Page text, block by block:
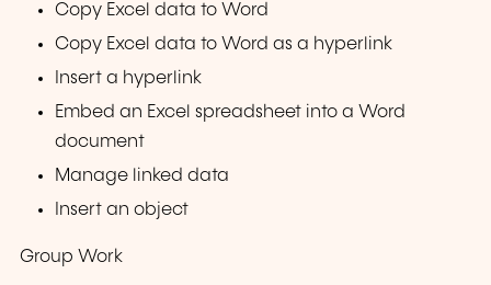
Copy Excel data to Word
Copy Excel data to Word as a hyperlink
Insert a hyperlink
Embed an Excel spreadsheet into a Word
document
Manage linked data
Insert an object
Group Work